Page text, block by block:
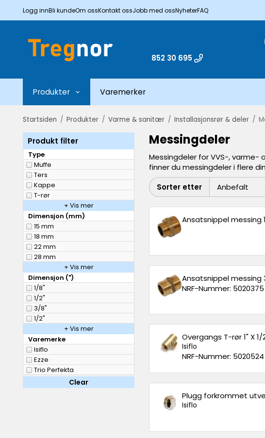
Logg innBli kundeOm ossKontakt ossJobb med ossNyheterFAQ
852 30 695
Produkter Varemerker
Startsiden / Produkter / Varme & sanitær / Installasjonsrør & deler /
Produkt filter
Type
Muffe
Ters
Kappe
T-rør
+ Vis mer
Dimensjon (mm)
15 mm
18 mm
22 mm
28 mm
+ Vis mer
Dimensjon (")
1/8"
1/2"
3/8"
1/2"
+ Vis mer
Varemerke
Isiflo
Ezze
Trio Perfekta
Clear
Messingdeler
Messingdeler for VVS-, varme-
finner du messingdeler i flere
Sorter etter
Ansatsnippel messing
Ansatsnippel messing
NRF-Nummer: 5020375
Overgangs T-rør 1" X 1/
Isiflo
NRF-Nummer: 5020524
Plugg forkrommet
Isiflo